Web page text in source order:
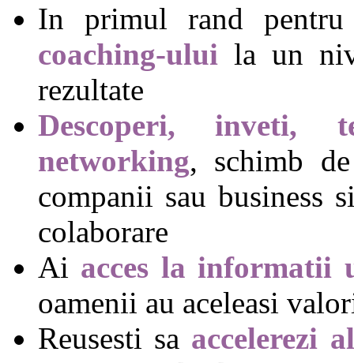
In primul rand
coaching-ului la un
rezultate
Descoperi, inveti,
networking, schimb
companii sau business
colaborare
Ai acces la informatii
oamenii au aceleasi
Reusesti sa accelerezi